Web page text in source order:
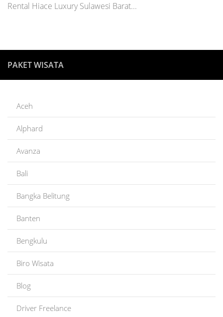
Rental Hiace Luxury Sulawesi Barat...
PAKET WISATA
Aceh
Alphard
Avanza
Bali
Bangka Belitung
Banten
Bengkulu
Biro Wisata
Blog
Driver Freelance